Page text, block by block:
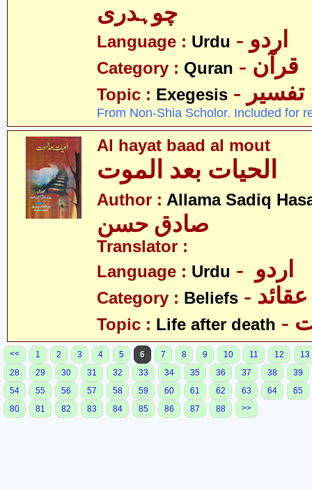
چوہدری
Language : Urdu - اردو
Category : Quran - قرآن
Topic : Exegesis - تفسیر
From Non-Shia Scholor. Included for
Al hayat baad al mout
الحیات بعد الموت
Author : Allama Sadiq
صادق حسن
Translator :
Language : Urdu
Category : Beliefs - عقائد
Topic : Life after death
<< 1 2 3 4 5 6 7 8 9 10 11 12
13
28
29 30 31 32 33 34 35 36 37 38
39
54
55 56 57 58 59 60 61 62 63 64
65
80
81 82 83 84 85 86 87 88 >>